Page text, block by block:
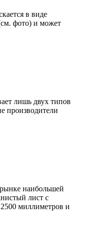
в виде
фото) и может
лишь двух типов
производители
наибольшей
лист с
миллиметров и